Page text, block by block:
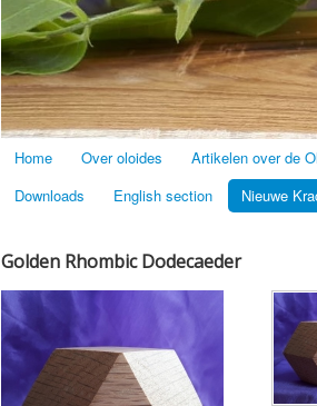
Home Over oloides Artikelen over de
Downloads
English section Nieuwe
Golden Rhombic Dodecaeder